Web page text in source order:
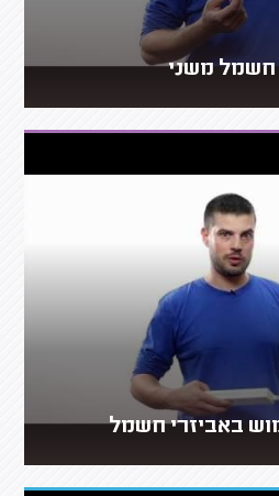
חשמל משני
באביזרי חשמל